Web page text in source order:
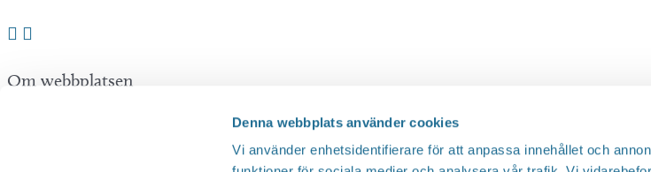
Denna webbplats använder cookies
Vi använder enhetsidentifierare för att anpassa innehållet och
Om webbplatsen
Tillgänglighetsredogörelse